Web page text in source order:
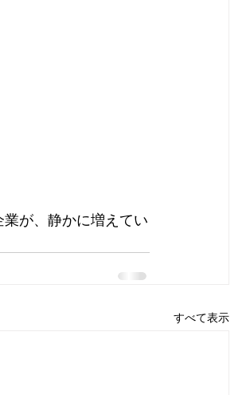
が、静かに増えてい
すべて表示